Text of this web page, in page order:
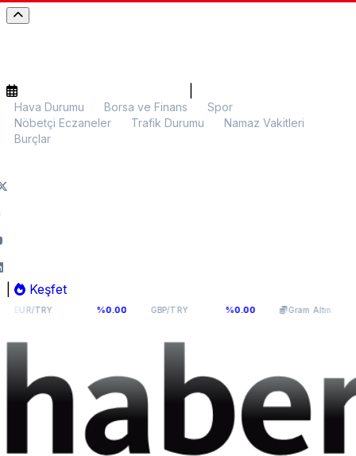
Hava Durumu Borsa ve Finans
Spor
Nöbetçi Eczaneler
Trafik Durumu
Namaz Vakitleri
Burçlar
Keşfet
%0.00 GBP/TRY 64,131 %0.00 Gram Altın 6.099,28 %0.00